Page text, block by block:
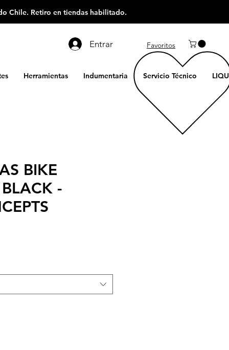
Chile. Retiro en tiendas habilitado.
Entrar Favoritos
Herramientas Indumentaria Servicio Técnico
BIKE
-